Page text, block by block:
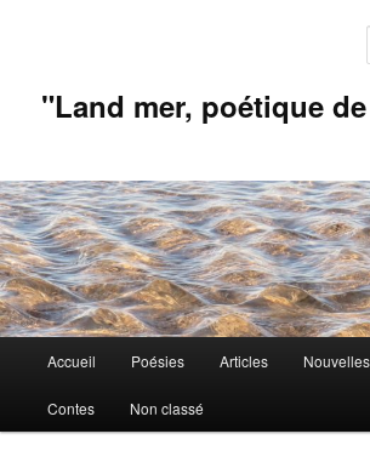
"Land mer, poétique
principal
Accueil Poésies Articles Nouvelles
Contes Non classé